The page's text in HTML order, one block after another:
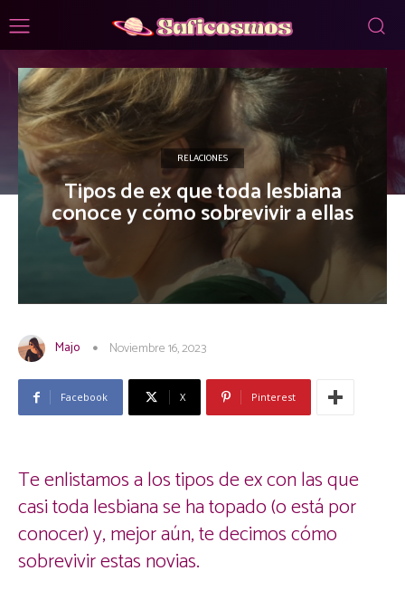
RELACIONES
Tipos de ex que toda lesbiana
conoce y cómo sobrevivir a ellas
Majo Noviembre 16, 2023
Facebook X Pinterest
Te enlistamos a los tipos de ex con las que
casi toda lesbiana se ha topado (o está por
conocer) y, mejor aún, te decimos cómo
sobrevivir estas novias.